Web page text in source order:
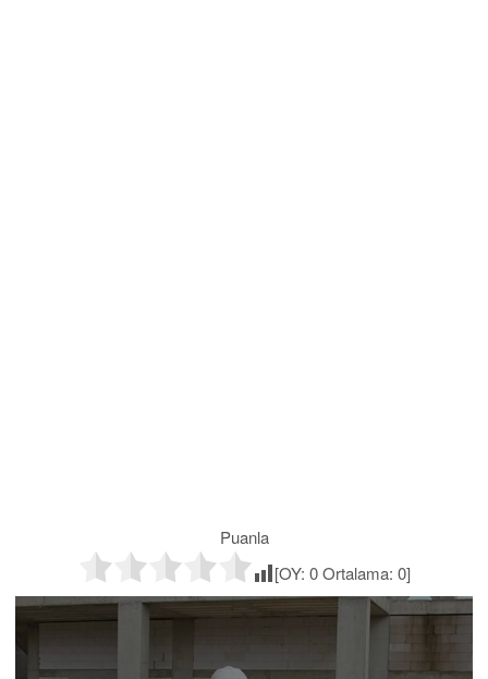
Puanla
[OY: 0Ortalama: 0]